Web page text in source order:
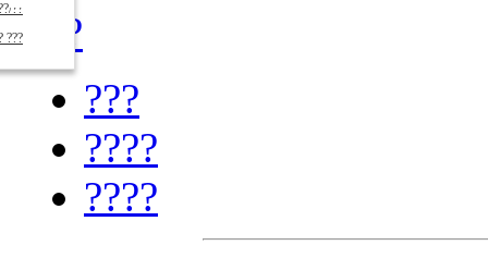
??
???
????
???
????
????